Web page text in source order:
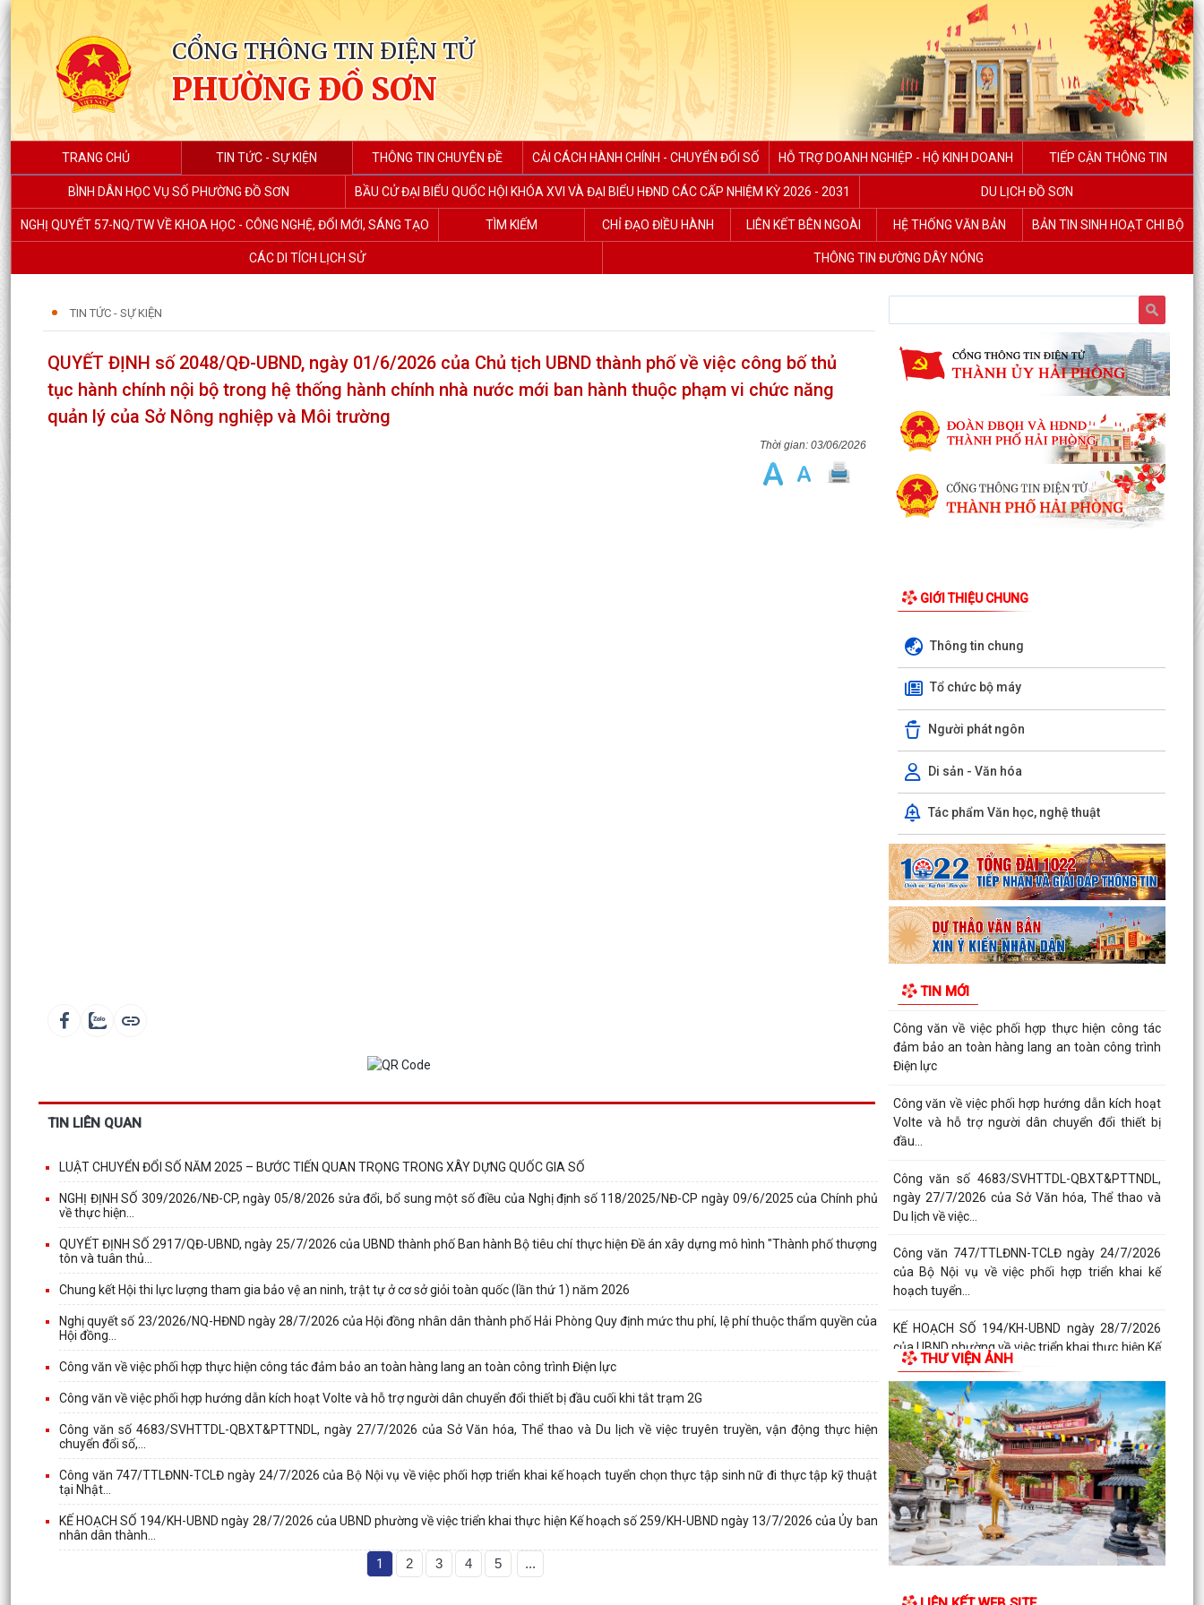
CỔNG THÔNG TIN ĐIỆN TỬ
PHƯỜNG ĐỒ SƠN
TRANG CHỦ TIN TỨC - SỰ KIỆN THÔNG TIN CHUYÊN ĐỀ CẢI CÁCH HÀNH CHÍNH - CHUYỂN ĐỔI SỐ HỖ TRỢ DOANH NGHIỆP - HỘ KINH DOANH TIẾP CẬN THÔNG TIN
BÌNH DÂN HỌC VỤ SỐ PHƯỜNG ĐỒ SƠN BẦU CỬ ĐẠI BIỂU QUỐC HỘI KHÓA XVI VÀ ĐẠI BIỂU HĐND CÁC CẤP NHIỆM KỲ 2026 - 2031 DU LỊCH ĐỒ SƠN
NGHỊ QUYẾT 57-NQ/TW VỀ KHOA HỌC - CÔNG NGHỆ, ĐỔI MỚI, SÁNG TẠO TÌM KIẾM CHỈ ĐẠO ĐIỀU HÀNH LIÊN KẾT BÊN NGOÀI HỆ THỐNG VĂN BẢN BẢN TIN SINH HOẠT CHI BỘ
CÁC DI TÍCH LỊCH SỬ THÔNG TIN ĐƯỜNG DÂY NÓNG
TIN TỨC - SỰ KIỆN
QUYẾT ĐỊNH số 2048/QĐ-UBND, ngày 01/6/2026 của Chủ tịch UBND thành phố về việc công bố thủ
tục hành chính nội bộ trong hệ thống hành chính nhà nước mới ban hành thuộc phạm vi chức năng
quản lý của Sở Nông nghiệp và Môi trường
03/06/2026
TIN LIÊN QUAN
LUẬT CHUYỂN ĐỔI SỐ NĂM 2025 – BƯỚC TIẾN QUAN TRỌNG TRONG XÂY DỰNG QUỐC GIA SỐ
NGHỊ ĐỊNH SỐ 309/2026/NĐ-CP, ngày 05/8/2026 sửa đổi, bổ sung một số điều của Nghị định số 118/2025/NĐ-CP ngày 09/6/2025 của Chính phủ
về thực hiện...
QUYẾT ĐỊNH SỐ 2917/QĐ-UBND, ngày 25/7/2026 của UBND thành phố Ban hành Bộ tiêu chí thực hiện Đề án xây dựng mô hình "Thành phố thượng
tôn và tuân thủ...
Chung kết Hội thi lực lượng tham gia bảo vệ an ninh, trật tự ở cơ sở giỏi toàn quốc (lần thứ 1) năm 2026
Nghị quyết số 23/2026/NQ-HĐND ngày 28/7/2026 của Hội đồng nhân dân thành phố Hải Phòng Quy định mức thu phí, lệ phí thuộc thẩm quyền của
Hội đồng...
Công văn về việc phối hợp thực hiện công tác đảm bảo an toàn hàng lang an toàn công trình Điện lực
Công văn về việc phối hợp hướng dẫn kích hoạt Volte và hỗ trợ người dân chuyển đổi thiết bị đầu cuối khi tắt trạm 2G
Công văn số 4683/SVHTTDL-QBXT&PTTNDL, ngày 27/7/2026 của Sở Văn hóa, Thể thao và Du lịch về việc truyên truyền, vận động thực hiện
chuyển đổi số,...
Công văn 747/TTLĐNN-TCLĐ ngày 24/7/2026 của Bộ Nội vụ về việc phối hợp triển khai kế hoạch tuyển chọn thực tập sinh nữ đi thực tập kỹ thuật
tại Nhật...
KẾ HOẠCH SỐ 194/KH-UBND ngày 28/7/2026 của UBND phường về việc triển khai thực hiện Kế hoạch số 259/KH-UBND ngày 13/7/2026 của Ủy ban
nhân dân thành...
1 2 3 4 5 ...
GIỚI THIỆU CHUNG
Thông tin chung
Tổ chức bộ máy
Người phát ngôn
Di sản - Văn hóa
Tác phẩm Văn học, nghệ thuật
TIN MỚI
LUẬT CHUYỂN ĐỔI SỐ NĂM 2025 – BƯỚC TIẾN
QUAN TRỌNG TRONG XÂY DỰNG QUỐC GIA SỐ
NGHỊ ĐỊNH SỐ 309/2026/NĐ-CP, ngày
05/8/2026 sửa đổi, bổ sung một số điều của
Nghị định số...
QUYẾT ĐỊNH SỐ 2917/QĐ-UBND, ngày
25/7/2026 của UBND thành phố Ban hành Bộ
tiêu chí thực hiện Đề án...
Chung kết Hội thi lực lượng tham gia bảo vệ an
ninh, trật tự ở cơ sở giỏi toàn quốc (lần thứ 1)
năm...
Nghị quyết số 23/2026/NQ-HĐND ngày
Hải Phòng Quy định mức...
Công văn về việc phối hợp thực hiện công tác
đảm bảo an toàn hàng lang an toàn công trình
Điện lực
Công văn về việc phối hợp hướng dẫn kích hoạt
Volte và hỗ trợ người dân chuyển đổi thiết bị
đầu...
Công văn số 4683/SVHTTDL-QBXT&PTTNDL,
ngày 27/7/2026 của Sở Văn hóa, Thể thao và
Du lịch về việc...
Công văn 747/TTLĐNN-TCLĐ ngày 24/7/2026
của Bộ Nội vụ về việc phối hợp triển khai kế
hoạch tuyển...
KẾ HOẠCH SỐ 194/KH-UBND ngày 28/7/2026
của UBND phường về việc triển khai thực hiện Kế
hoạch số...
KẾ HOẠCH SỐ 259/KH-UBND, ngày 13/7/2026
của UBND thành phố ban hành Kế hoạch hành
động thực hiện...
PHƯỜNG ĐỒ SƠN THAM DỰ HỘI NGHỊ TOÀN
QUỐC NGHIÊN CỨU, HỌC TẬP, QUÁN TRIỆT VÀ
TRIỂN KHAI THỰC HIỆN...
Công văn 3616/STP-PBGDPL, ngày 28/7/2026
THƯ VIỆN ẢNH